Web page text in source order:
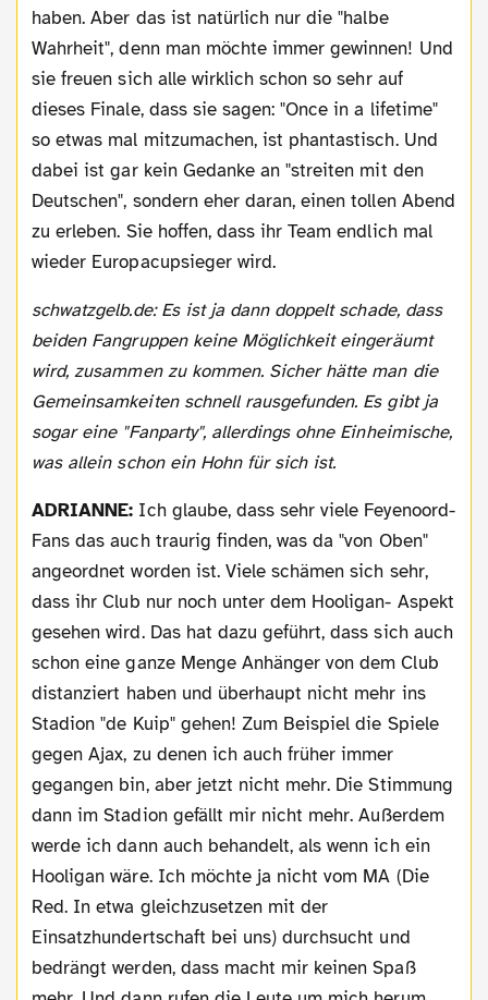
haben. Aber das ist natürlich nur die "halbe
Wahrheit", denn man möchte immer gewinnen! Und
sie freuen sich alle wirklich schon so sehr auf
dieses Finale, dass sie sagen: "Once in a lifetime"
so etwas mal mitzumachen, ist phantastisch. Und
dabei ist gar kein Gedanke an "streiten mit den
Deutschen", sondern eher daran, einen tollen Abend
zu erleben. Sie hoffen, dass ihr Team endlich mal
wieder Europacupsieger wird.
schwatzgelb.de: Es ist ja dann doppelt schade, dass
beiden Fangruppen keine Möglichkeit eingeräumt
wird, zusammen zu kommen. Sicher hätte man die
Gemeinsamkeiten schnell rausgefunden. Es gibt ja
sogar eine "Fanparty", allerdings ohne Einheimische,
was allein schon ein Hohn für sich ist.
ADRIANNE: Ich glaube, dass sehr viele Feyenoord-
Fans das auch traurig finden, was da "von Oben"
angeordnet worden ist. Viele schämen sich sehr,
dass ihr Club nur noch unter dem Hooligan- Aspekt
gesehen wird. Das hat dazu geführt, dass sich auch
schon eine ganze Menge Anhänger von dem Club
distanziert haben und überhaupt nicht mehr ins
Stadion "de Kuip" gehen! Zum Beispiel die Spiele
gegen Ajax, zu denen ich auch früher immer
gegangen bin, aber jetzt nicht mehr. Die Stimmung
dann im Stadion gefällt mir nicht mehr. Außerdem
werde ich dann auch behandelt, als wenn ich ein
Hooligan wäre. Ich möchte ja nicht vom MA (Die
Red. In etwa gleichzusetzen mit der
Einsatzhundertschaft bei uns) durchsucht und
bedrängt werden, dass macht mir keinen Spaß